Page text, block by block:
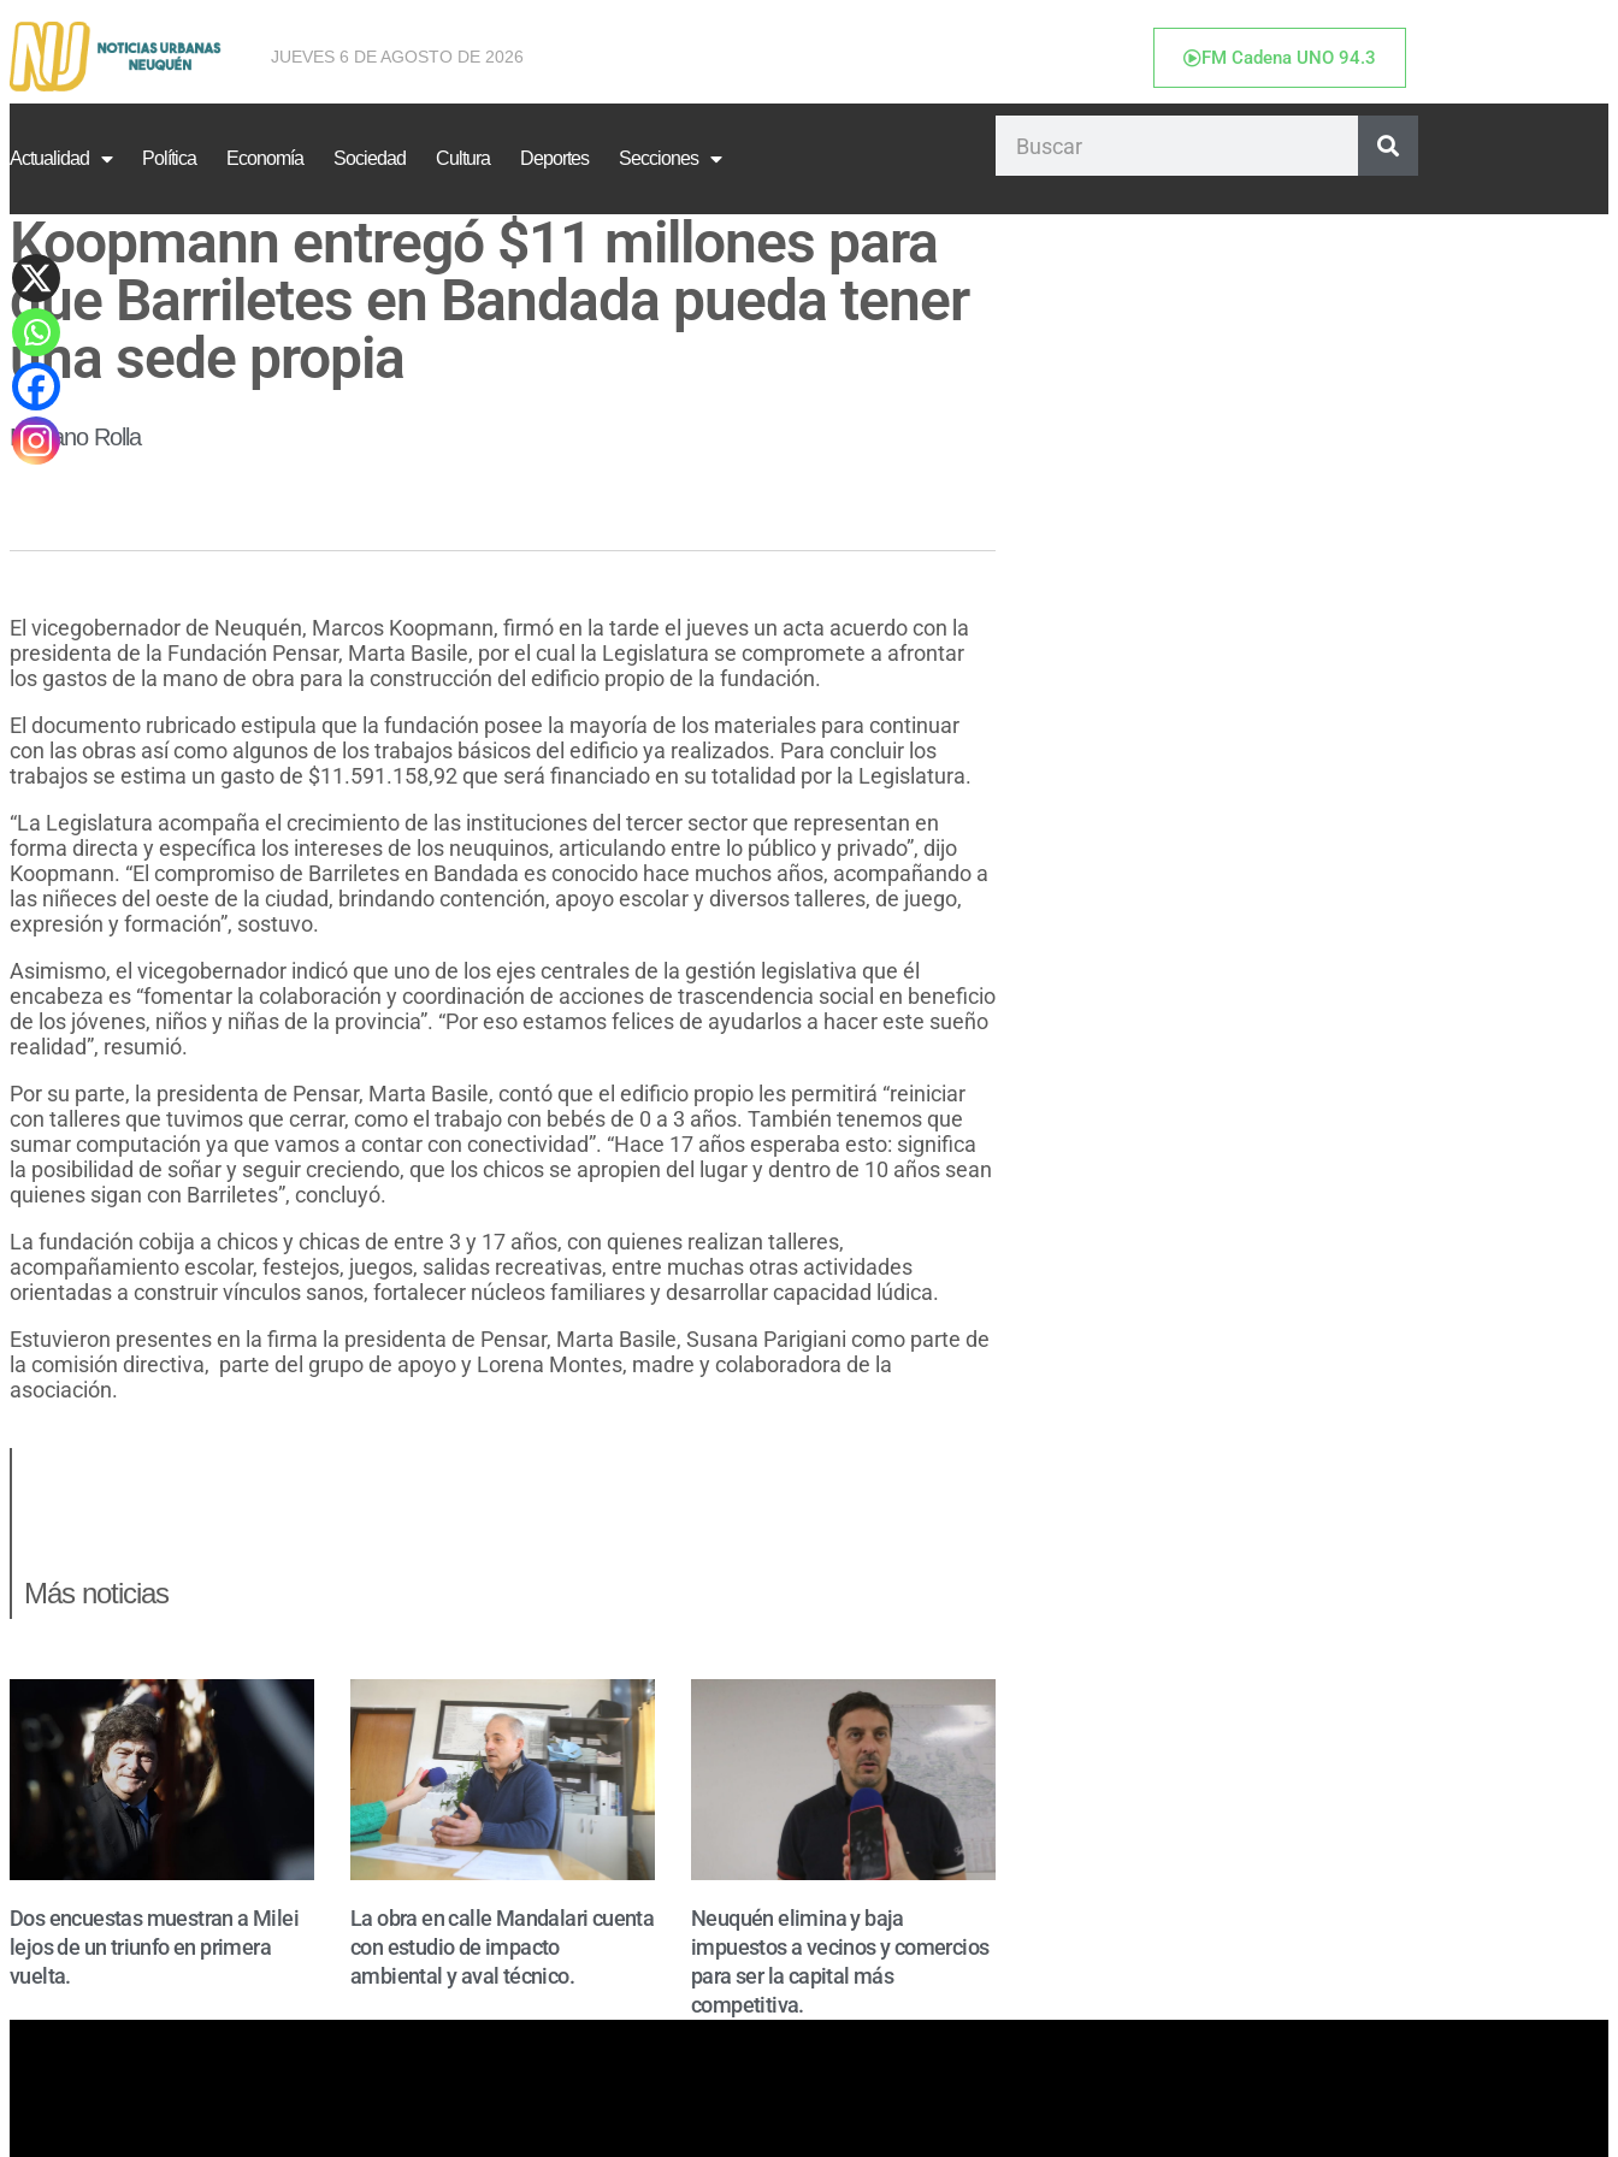
JUEVES 6 DE AGOSTO DE 2026 FM Cadena UNO 94.3
Actualidad Política Economía Sociedad Cultura Deportes Secciones
Koopmann entregó $11 millones para
que Barriletes en Bandada pueda tener
una sede propia
Mariano Rolla
El vicegobernador de Neuquén, Marcos Koopmann, firmó en la tarde el jueves un acta acuerdo con la
presidenta de la Fundación Pensar, Marta Basile, por el cual la Legislatura se compromete a afrontar
los gastos de la mano de obra para la construcción del edificio propio de la fundación.
El documento rubricado estipula que la fundación posee la mayoría de los materiales para continuar
con las obras así como algunos de los trabajos básicos del edificio ya realizados. Para concluir los
trabajos se estima un gasto de $11.591.158,92 que será financiado en su totalidad por la Legislatura.
“La Legislatura acompaña el crecimiento de las instituciones del tercer sector que representan en
forma directa y específica los intereses de los neuquinos, articulando entre lo público y privado”, dijo
Koopmann. “El compromiso de Barriletes en Bandada es conocido hace muchos años, acompañando a
las niñeces del oeste de la ciudad, brindando contención, apoyo escolar y diversos talleres, de juego,
expresión y formación”, sostuvo.
Asimismo, el vicegobernador indicó que uno de los ejes centrales de la gestión legislativa que él
encabeza es “fomentar la colaboración y coordinación de acciones de trascendencia social en beneficio
de los jóvenes, niños y niñas de la provincia”. “Por eso estamos felices de ayudarlos a hacer este sueño
realidad”, resumió.
Por su parte, la presidenta de Pensar, Marta Basile, contó que el edificio propio les permitirá “reiniciar
con talleres que tuvimos que cerrar, como el trabajo con bebés de 0 a 3 años. También tenemos que
sumar computación ya que vamos a contar con conectividad”. “Hace 17 años esperaba esto: significa
la posibilidad de soñar y seguir creciendo, que los chicos se apropien del lugar y dentro de 10 años sean
quienes sigan con Barriletes”, concluyó.
La fundación cobija a chicos y chicas de entre 3 y 17 años, con quienes realizan talleres,
acompañamiento escolar, festejos, juegos, salidas recreativas, entre muchas otras actividades
orientadas a construir vínculos sanos, fortalecer núcleos familiares y desarrollar capacidad lúdica.
Estuvieron presentes en la firma la presidenta de Pensar, Marta Basile, Susana Parigiani como parte de
la comisión directiva, parte del grupo de apoyo y Lorena Montes, madre y colaboradora de la
asociación.
Más noticias
Dos encuestas muestran a Milei
lejos de un triunfo en primera
vuelta.
La obra en calle Mandalari cuenta
con estudio de impacto
ambiental y aval técnico.
Neuquén elimina y baja
impuestos a vecinos y comercios
para ser la capital más
competitiva.